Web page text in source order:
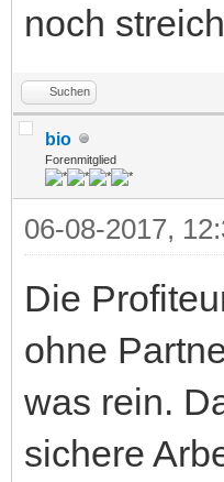
noch
Suchen
bio
Forenmitglied
06-08-2017,
Die
ohne
was rein.
sichere